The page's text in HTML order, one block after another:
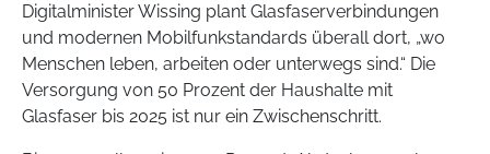
Digitalminister Wissing plant Glasfaserverbindungen
und modernen Mobilfunkstandards überall dort, „wo
Menschen leben, arbeiten oder unterwegs sind.“ Die
Versorgung von 50 Prozent der Haushalte mit
Glasfaser bis 2025 ist nur ein Zwischenschritt.